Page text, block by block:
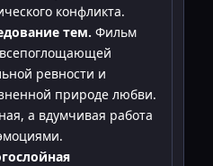
конфликта.
тем. Фильм
ревности и
природе любви.
а вдумчивая работа